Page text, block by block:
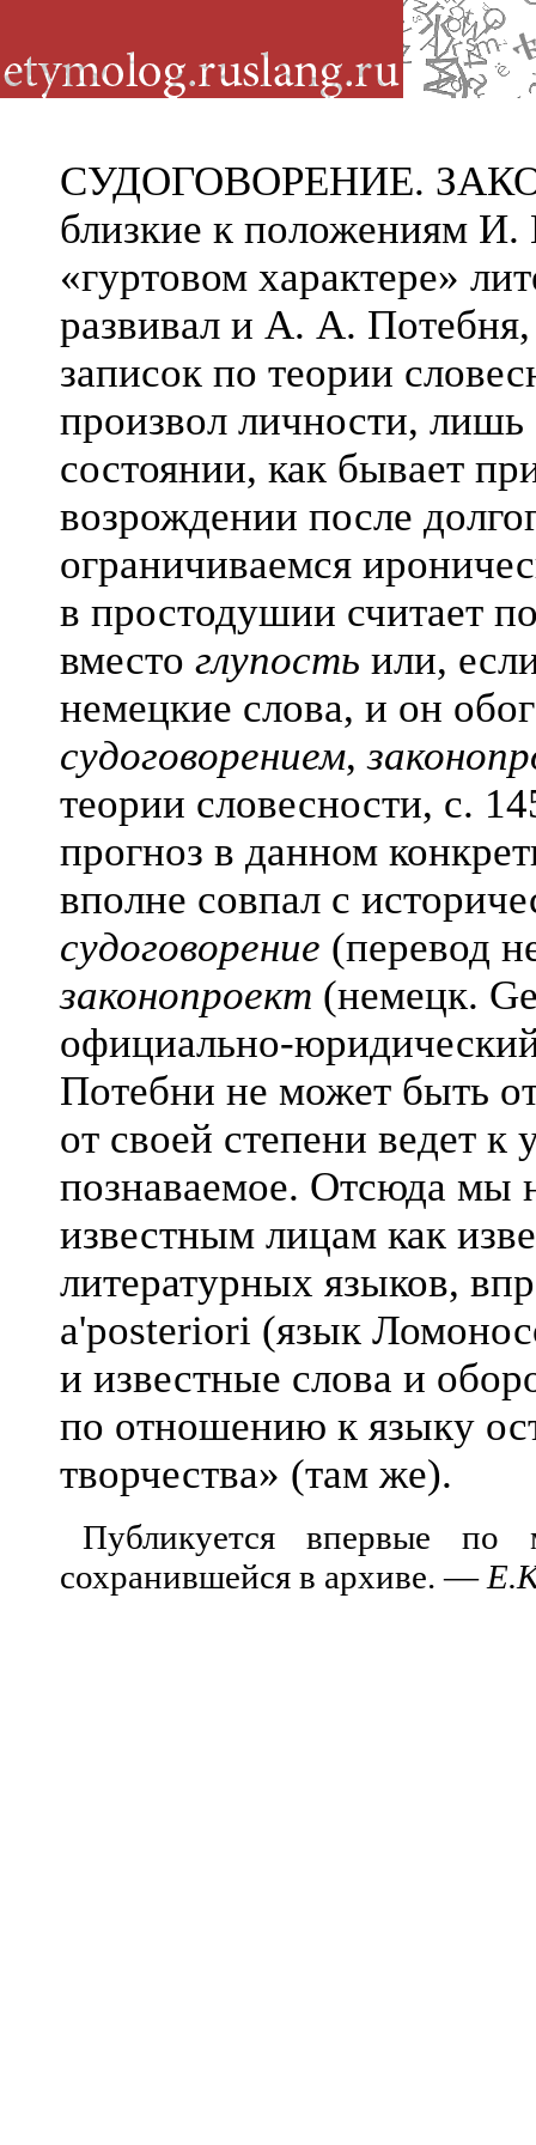
СУДОГОВОРЕНИЕ.
близкие к положениям И.
«гуртовом характере»
развивал и А. А. Потебня,
записок по теории
произвол личности,
состоянии, как бывает
возрождении после
ограничиваемся
в простодушии считает
вместо глупость или,
немецкие слова, и он
судоговорением,
теории словесности, с.
прогноз в данном
вполне совпал с
судоговорение (перевод
законопроект (немецк.
официально-
Потебни не может быть
от своей степени ведет
познаваемое. Отсюда мы
известным лицам как
литературных языков,
a'posteriori (язык
и известные слова и
по отношению к языку
творчества» (там же).
Публикуется впервые по
сохранившейся в архиве. — Е.